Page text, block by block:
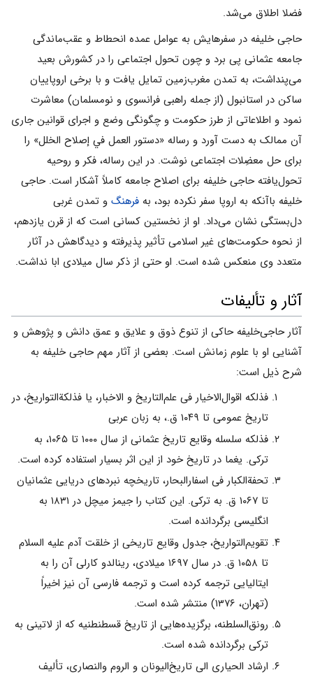
فضلا اطلاق می‌شد.
حاجی خلیفه در سفرهایش به عوامل عمده انحطاط و عقب‌ماندگی
جامعه عثمانی پی‌ برد و چون تحول اجتماعی را در کشورش بعید
می‌پنداشت، به تمدن مغرب‌زمین تمایل یافت و با برخی اروپاییان
ساکن در استانبول (از جمله راهبی فرانسوی و نومسلمان) معاشرت
نمود و اطلاعاتی از طرز حکومت و چگونگی وضع و اجرای قوانین جاری
آن ممالک به دست آورد و رساله «دستور العمل في إصلاح الخلل» را
برای حل معضِلات اجتماعی نوشت. در این رساله، فکر و روحیه
تحول‌یافته حاجی خلیفه برای اصلاح جامعه کاملاً آشکار است. حاجی
خلیفه باآنکه به اروپا سفر نکرده بود، به فرهنگ و تمدن غربی
دل‌بستگی نشان می‌داد. او از نخستین کسانی است که از قرن یازدهم،
از نحوه حکومت‌های غیر اسلامی تأثیر پذیرفته و دیدگاهش در آثار
متعدد وی منعکس شده است. او حتی از ذکر سال میلادی ابا نداشت.
آثار و تألیفات
آثار حاجی‌خلیفه حاکی از تنوع ذوق و علایق و عمق دانش و پژوهش و
آشنایی او با علوم زمانش است. بعضی از آثار مهم حاجی خلیفه به
شرح ذیل است:
فذلکه اقوال‌الاخیار فی علم‌التاریخ و الاخبار، یا فذلکةالتواریخ، در
تاریخ عمومی تا ۱۰۴۹ ق.، به زبان عربی
فذلکه سلسله وقایع تاریخ عثمانی از سال ۱۰۰۰ تا ۱۰۶۵، به
ترکی. یغما در تاریخ خود از این اثر بسیار استفاده کرده است.
تحفةالکبار فی اسفارالبحار، تاریخچه نبردهای دریایی عثمانیان
تا ۱۰۶۷ ق. به ترکی. این کتاب را جیمز میچل در ۱۸۳۱ به
انگلیسی برگردانده است.
تقویم‌التواریخ، جدول وقایع تاریخی از خلقت آدم علیه السلام
تا ۱۰۵۸ ق. در سال ۱۶۹۷ میلادی، رینالدو کارلی آن را به
ایتالیایی ترجمه کرده است و ترجمه فارسی آن نیز اخیراً
(تهران، ۱۳۷۶) منتشر شده است.
رونق‌السلطنه، برگزیده‌هایی از تاریخ قسطنطنیه که از لاتینی به
ترکی برگردانده شده است.
ارشاد الحیاری الی تاریخ‌الیونان و الروم والنصاری، تألیف